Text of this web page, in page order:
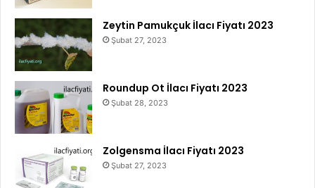
Zeytin Pamukçuk İlacı Fiyatı 2023
Şubat 27, 2023
Roundup Ot İlacı Fiyatı 2023
Şubat 28, 2023
Zolgensma İlacı Fiyatı 2023
Şubat 27, 2023